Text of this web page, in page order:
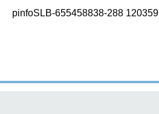
pinfoSLB-655458838-288 120359